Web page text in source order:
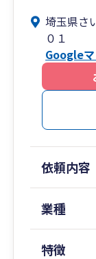
の先生方と
クアップい
埼玉県さ
０１
Google
依頼内容
業種
特徴